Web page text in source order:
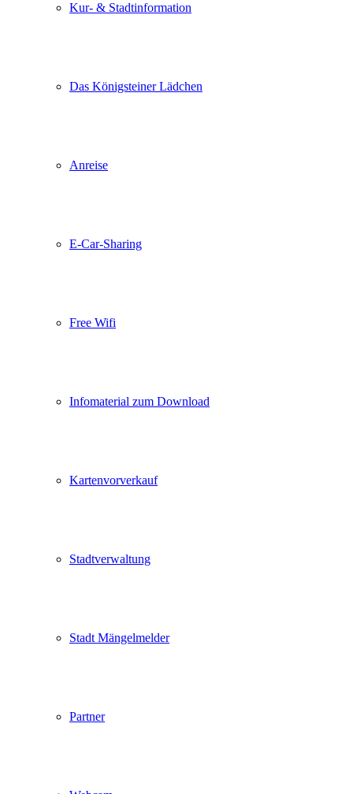
Kur- & Stadtinformation
Das Königsteiner Lädchen
Anreise
E-Car-Sharing
Free Wifi
Infomaterial zum Download
Kartenvorverkauf
Stadtverwaltung
Stadt Mängelmelder
Partner